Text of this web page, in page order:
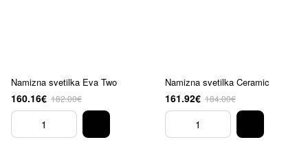
Namizna svetilka Eva Two
160.16€ 182.00€
Namizna svetilka Ceramic
161.92€ 184.00€